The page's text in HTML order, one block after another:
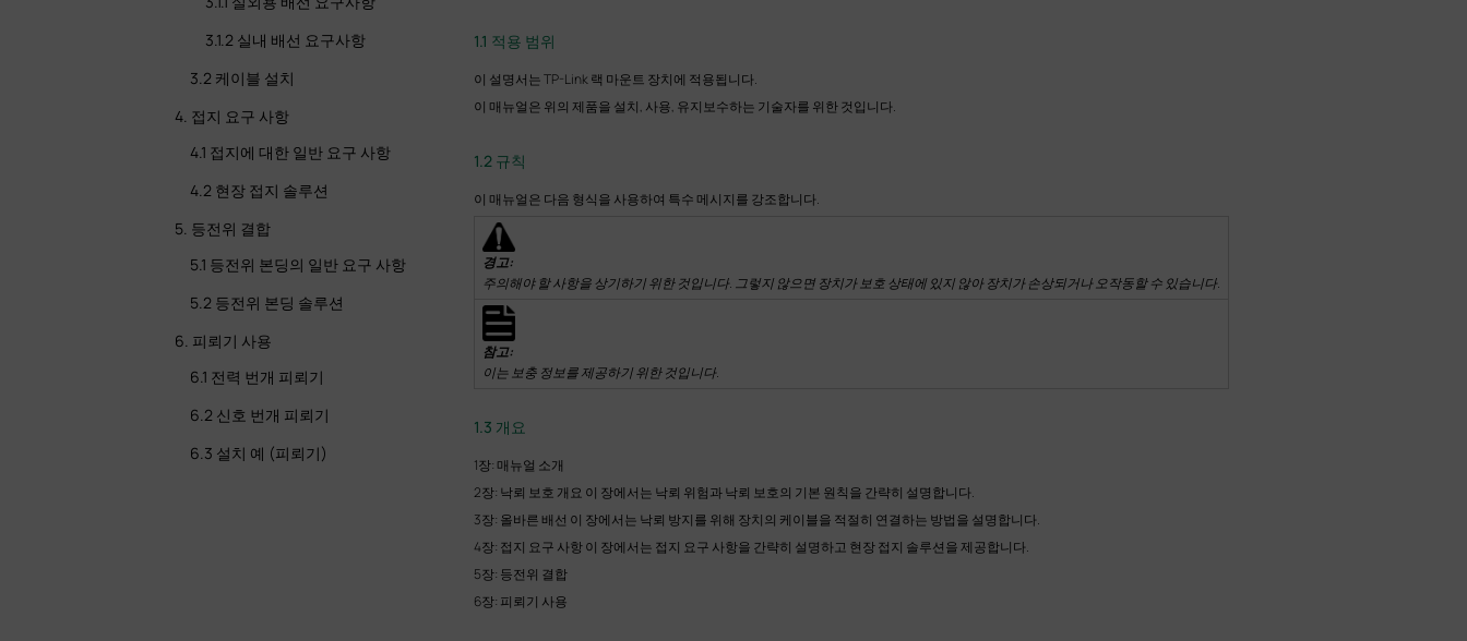
3.1.2 실내 배선 요구사항
3.2 케이블 설치
4. 접지 요구 사항
4.1 접지에 대한 일반 요구 사항
4.2 현장 접지 솔루션
5. 등전위 결합
5.1 등전위 본딩의 일반 요구 사항
5.2 등전위 본딩 솔루션
6. 피뢰기 사용
6.1 전력 번개 피뢰기
6.2 신호 번개 피뢰기
6.3 설치 예 (피뢰기)
1.1 적용 범위
이 설명서는 TP-Link 랙 마운트 장치에 적용됩니다.
이 매뉴얼은 위의 제품을 설치, 사용, 유지보수하는 기술자를 위한 것입니다.
1.2 규칙
이 매뉴얼은 다음 형식을 사용하여 특수 메시지를 강조합니다.
경고:
주의해야 할 사항을 상기하기 위한것입니다. 그렇지 않으면 장치가 보호 상태에 있지 않아 장치가 손상되거나 오작동할 수 있습니다.
참고:
이는 보충 정보를 제공하기 위한 것입니다.
1.3 개요
1장: 매뉴얼 소개
2장: 낙뢰 보호 개요 이 장에서는 낙뢰 위험과 낙뢰 보호의 기본 원칙을 간략히 설명합니다.
3장: 올바른 배선 이 장에서는 낙뢰 방지를 위해 장치의 케이블을 적절히 연결하는 방법을 설명합니다.
4장: 접지 요구 사항 이 장에서는 접지 요구 사항을 간략히 설명하고 현장 접지 솔루션을 제공합니다.
5장: 등전위 결합
6장: 피뢰기 사용